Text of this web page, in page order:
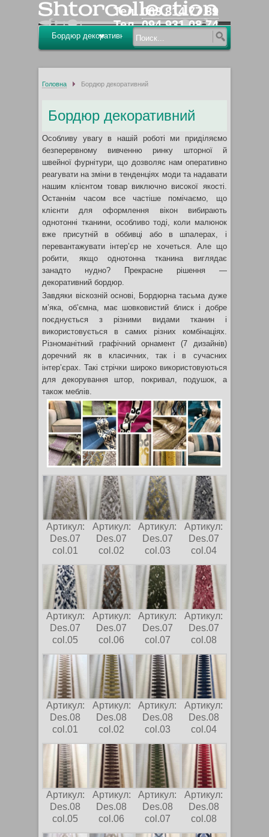
Тел.068 814 77 89
Тел.094 931 08 74
Тел.096 291 29 20
Головна Бордюр декоративний
Бордюр декоративний
Особливу увагу в нашій роботі ми приділяємо
безперервному вивченню ринку шторної й
швейної фурнітури, що дозволяє нам оперативно
реагувати на зміни в тенденціях моди та надавати
нашим клієнтом товар виключно високої якості.
Останнім часом все частіше помічаємо, що
клієнти для оформлення вікон вибирають
однотонні тканини, особливо тоді, коли малюнок
вже присутній в оббивці або в шпалерах, і
перевантажувати інтер’єр не хочеться. Але що
робити, якщо однотонна тканина виглядає
занадто нудно? Прекрасне рішення —
декоративний бордюр.
Завдяки віскозній основі, Бордюрна тасьма дуже
м’яка, об’ємна, має шовковистий блиск і добре
поєднується з різними видами тканин і
використовується в самих різних комбінаціях.
Різноманітний графічний орнамент (7 дизайнів)
доречний як в класичних, так і в сучасних
інтер’єрах. Такі стрічки широко використовуються
для декорування штор, покривал, подушок, а
також меблів.
Артикул:
Des.07
col.01
Артикул:
Des.07
col.02
Артикул:
Des.07
col.03
Артикул:
Des.07
col.04
Артикул:
Des.07
col.05
Артикул:
Des.07
col.06
Артикул:
Des.07
col.07
Артикул:
Des.07
col.08
Артикул:
Des.08
col.01
Артикул:
Des.08
col.02
Артикул:
Des.08
col.03
Артикул:
Des.08
col.04
Артикул:
Des.08
col.05
Артикул:
Des.08
col.06
Артикул:
Des.08
col.07
Артикул:
Des.08
col.08